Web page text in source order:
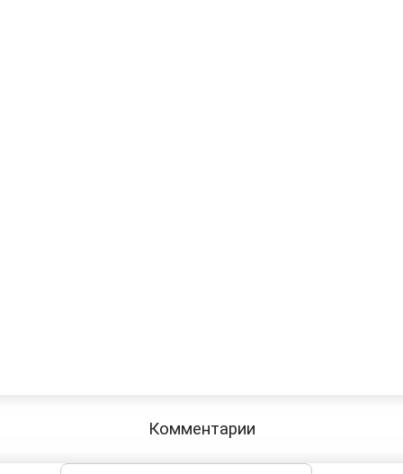
Комментарии